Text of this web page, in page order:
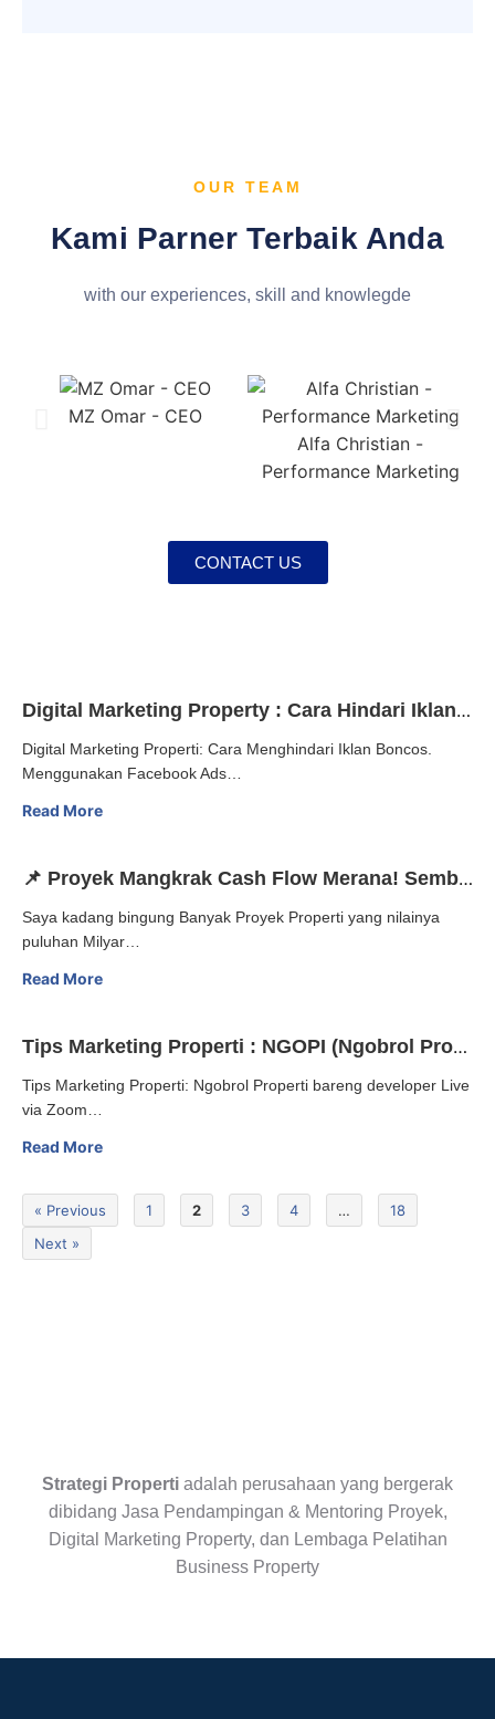
OUR TEAM
Kami Parner Terbaik Anda
with our experiences, skill and knowlegde
MZ Omar - CEO
Alfa Christian -
Performance Marketing
CONTACT US
Digital Marketing Property : Cara Hindari Iklan Boncos
Digital Marketing Properti: Cara Menghindari Iklan Boncos.
Menggunakan Facebook Ads…
Read More
📌 Proyek Mangkrak Cash Flow Merana! Sembuhkan Dengan Digital Marketing Properti
Saya kadang bingung Banyak Proyek Properti yang nilainya
puluhan Milyar…
Read More
Tips Marketing Properti : NGOPI (Ngobrol Properti) with Developer
Tips Marketing Properti: Ngobrol Properti bareng developer Live
via Zoom…
Read More
« Previous 1 2 3 4 …
18
Next »
Strategi Properti adalah perusahaan yang bergerak
dibidang Jasa Pendampingan & Mentoring Proyek,
Digital Marketing Property, dan Lembaga Pelatihan
Business Property